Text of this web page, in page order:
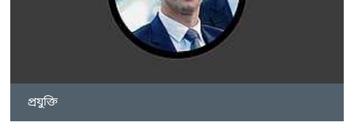
প্রযুক্তি